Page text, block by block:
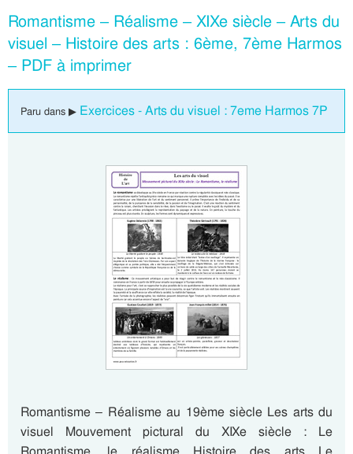
Romantisme – Réalisme – XIXe siècle – Arts du
visuel – Histoire des arts : 6ème, 7ème Harmos
– PDF à imprimer
Paru dans ▶ Exercices - Arts du visuel : 7eme Harmos 7P
Romantisme – Réalisme au 19ème siècle Les arts du
visuel Mouvement pictural du XIXe siècle : Le